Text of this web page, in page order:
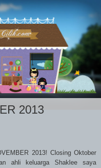
2013
2013! Closing Oktober
ahli keluarga Shaklee saya